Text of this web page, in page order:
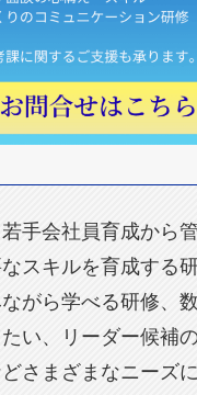
手会社員育成から
スキルを育成する
がら学べる研修、
い、リーダー候補
さまざまなニーズ